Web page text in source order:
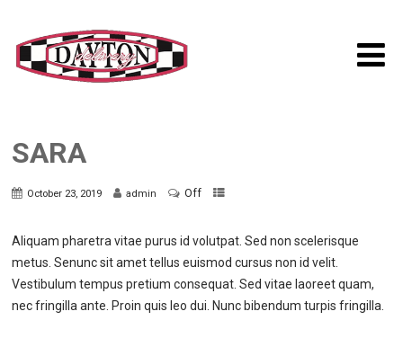
SARA
October 23, 2019 admin Off
Aliquam pharetra vitae purus id volutpat. Sed non scelerisque
metus. Senunc sit amet tellus euismod cursus non id velit.
Vestibulum tempus pretium consequat. Sed vitae laoreet quam,
nec fringilla ante. Proin quis leo dui. Nunc bibendum turpis fringilla.